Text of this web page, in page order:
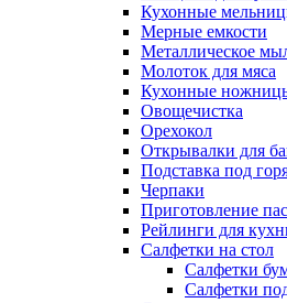
Кухонные
Мерные емкости
Металлическое
Молоток для мяса
Кухонные
Овощечистка
Орехокол
Открывалки для
Подставка под
Черпаки
Приготовление
Рейлинги для
Салфетки на стол
Салфетки
Салфетки